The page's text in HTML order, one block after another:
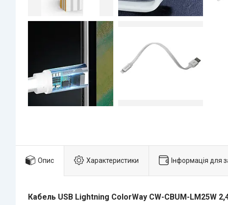
Опис Характеристики Інформація для
Кабель USB Lightning ColorWay CW-CBUM-LM25W